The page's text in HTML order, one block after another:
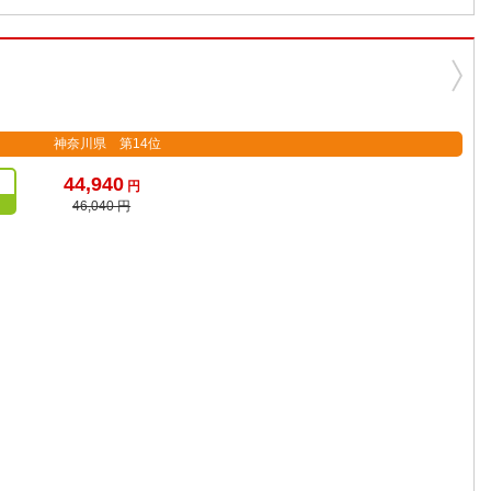
神奈川県 第14位
44,940円
46,040 円